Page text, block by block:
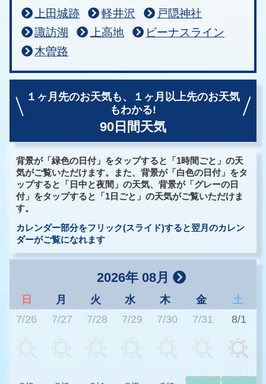
上田城跡
軽井沢
戸隠神社
諏訪湖
上高地
ビーナスライン
木曽路
１ヶ月先のお天気も、
１ヶ月以上先のお天気
もわかる!
90日間天気
背景が「緑色の日付」をタップすると「1時間ごと」の天
気がご覧いただけます。また、背景が「白色の日付」をタ
ップすると「日中と夜間」の天気、背景が「グレーの日
付」をタップすると「1日ごと」の天気がご覧いただけま
す。
カレンダー部分をフリック(スライド)すると翌月のカレン
ダーがご覧になれます
2026年 08月
日 月 火 水 木 金
土
7/26
7/27 7/28 7/29 7/30 7/31 8/1